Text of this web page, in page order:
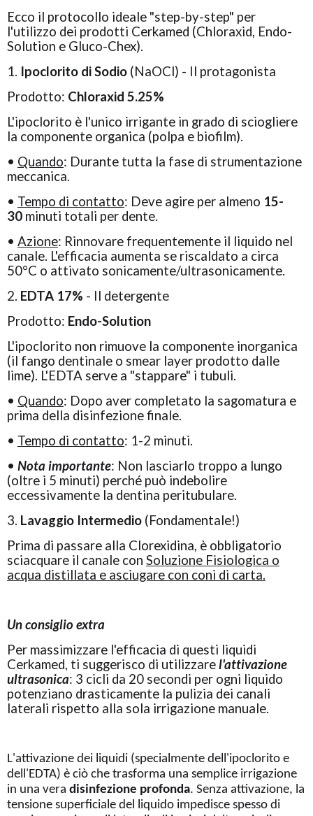
Ecco il protocollo ideale "step-by-step" per
l'utilizzo dei prodotti Cerkamed (Chloraxid, Endo-
Solution e Gluco-Chex).
1. Ipoclorito di Sodio (NaOCl) - Il protagonista
Prodotto: Chloraxid 5.25%
L'ipoclorito è l'unico irrigante in grado di sciogliere
la componente organica (polpa e biofilm).
• Quando: Durante tutta la fase di strumentazione
meccanica.
• Tempo di contatto: Deve agire per almeno 15-
30 minuti totali per dente.
• Azione: Rinnovare frequentemente il liquido nel
canale. L'efficacia aumenta se riscaldato a circa
50°C o attivato sonicamente/ultrasonicamente.
2. EDTA 17% - Il detergente
Prodotto: Endo-Solution
L'ipoclorito non rimuove la componente inorganica
(il fango dentinale o smear layer prodotto dalle
lime). L'EDTA serve a "stappare" i tubuli.
• Quando: Dopo aver completato la sagomatura e
prima della disinfezione finale.
• Tempo di contatto: 1-2 minuti.
• Nota importante: Non lasciarlo troppo a lungo
(oltre i 5 minuti) perché può indebolire
eccessivamente la dentina peritubulare.
3. Lavaggio Intermedio (Fondamentale!)
Prima di passare alla Clorexidina, è obbligatorio
sciacquare il canale con Soluzione Fisiologica o
acqua distillata e asciugare con coni di carta.
Un consiglio extra
Per massimizzare l'efficacia di questi liquidi
Cerkamed, ti suggerisco di utilizzarel'attivazione
ultrasonica: 3 cicli da 20 secondi per ogni liquido
potenziano drasticamente la pulizia dei canali
laterali rispetto alla sola irrigazione manuale.
L'attivazione dei liquidi (specialmente dell'ipoclorito e
dell'EDTA) è ciò che trasforma una semplice irrigazione
in una vera disinfezione profonda. Senza attivazione, la
tensione superficiale del liquido impedisce spesso di